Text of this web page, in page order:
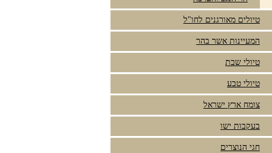
טיולים מאורגנים לחו"ל
המעיינות אשר בהר
טיולי שבת
טיולי טבע
צומח ארץ ישראל
בעקבות ישו
חגי הנוצרים